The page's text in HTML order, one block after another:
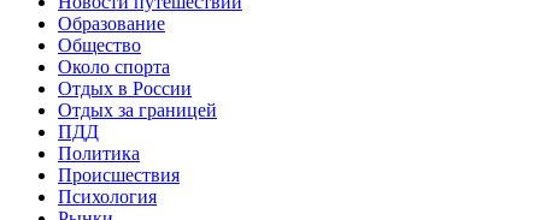
Образование
Общество
Около спорта
Отдых в России
Отдых за границей
ПДД
Политика
Происшествия
Психология